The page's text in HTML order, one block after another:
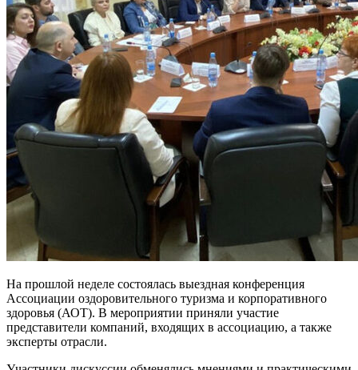
На прошлой неделе состоялась выездная конференция
Ассоциации оздоровительного туризма и корпоративного
здоровья (АОТ). В мероприятии приняли участие
представители компаний, входящих в ассоциацию, а также
эксперты отрасли.